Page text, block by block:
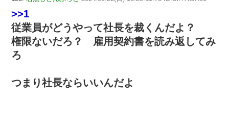
>>1
従業員がどうやって社長を裁くんだよ？
権限ないだろ？ 雇用契約書を読み返してみ
ろ
つまり社長ならいいんだよ